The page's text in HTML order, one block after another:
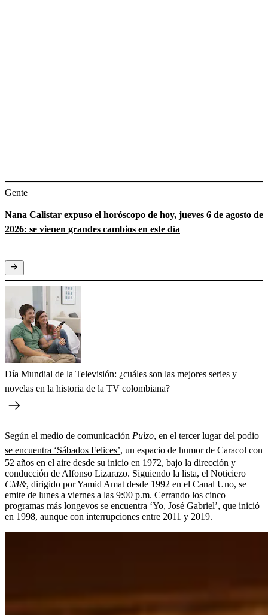
Gente
Nana Calistar expuso el horóscopo de hoy, jueves 6 de agosto de
2026: se vienen grandes cambios en este día
Día Mundial de la Televisión: ¿cuáles son las mejores series y
novelas en la historia de la TV colombiana?
Según el medio de comunicación Pulzo, en el tercer lugar del podio
se encuentra ‘Sábados Felices’, un espacio de humor de Caracol con
52 años en el aire desde su inicio en 1972, bajo la dirección y
conducción de Alfonso Lizarazo. Siguiendo la lista, el Noticiero
CM&, dirigido por Yamid Amat desde 1992 en el Canal Uno, se
emite de lunes a viernes a las 9:00 p.m. Cerrando los cinco
programas más longevos se encuentra ‘Yo, José Gabriel’, que inició
en 1998, aunque con interrupciones entre 2011 y 2019.